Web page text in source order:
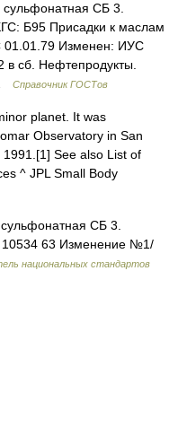
СБ 3.
Б95 Присадки к маслам
01.01.79 Изменен: ИУС
в сб. Нефтепродукты.
Справочник ГОСТов
planet. It was
Observatory in San
See also List of
^ JPL Small Body
СБ 3.
10534 63 Изменение №1/
национальных стандартов